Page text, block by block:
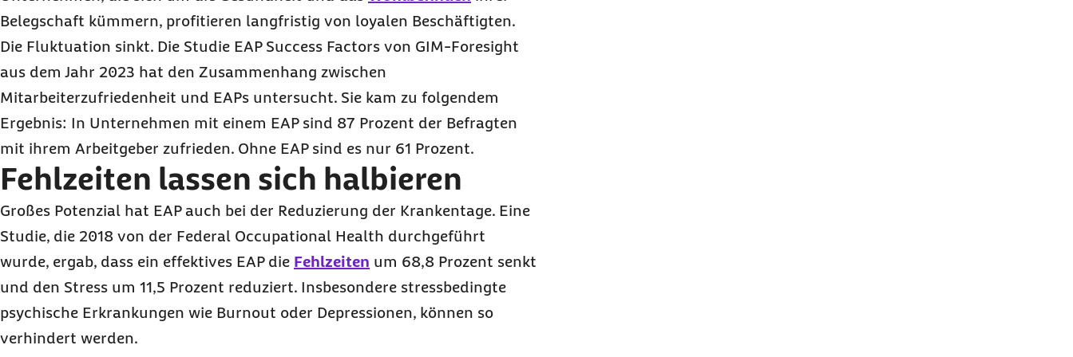
Belegschaft kümmern, profitieren langfristig von loyalen Beschäftigten.
Die Fluktuation sinkt. Die Studie EAP Success Factors von GIM-Foresight
aus dem Jahr 2023 hat den Zusammenhang zwischen
Mitarbeiterzufriedenheit und EAPs untersucht. Sie kam zu folgendem
Ergebnis: In Unternehmen mit einem EAP sind 87 Prozent der Befragten
mit ihrem Arbeitgeber zufrieden. Ohne EAP sind es nur 61 Prozent.
Fehlzeiten lassen sich halbieren
Großes Potenzial hat EAP auch bei der Reduzierung der Krankentage. Eine
Studie, die 2018 von der Federal Occupational Health durchgeführt
wurde, ergab, dass ein effektives EAP die Fehlzeiten um 68,8 Prozent senkt
und den Stress um 11,5 Prozent reduziert. Insbesondere stressbedingte
psychische Erkrankungen wie Burnout oder Depressionen, können so
verhindert werden.